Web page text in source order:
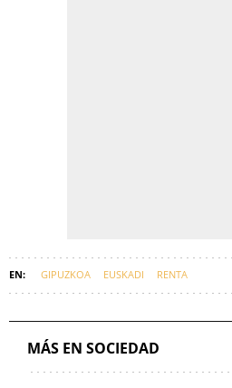
GIPUZKOA EUSKADI RENTA
MÁS EN SOCIEDAD